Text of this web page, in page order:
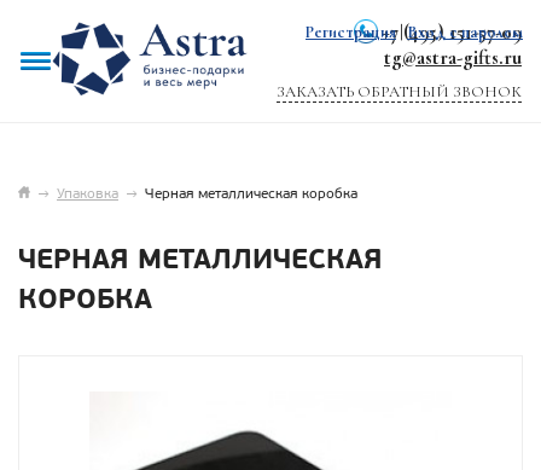
+7 (495) 151-57-09
tg@astra-gifts.ru
ЗАКАЗАТЬ ОБРАТНЫЙ ЗВОНОК
Регистрация Вход с паролем
→ Упаковка → Черная металлическая коробка
ЧЕРНАЯ МЕТАЛЛИЧЕСКАЯ
КОРОБКА